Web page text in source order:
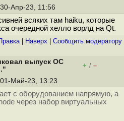
Апр-23, 11:56
всяких там haiku, которые
очередной хелло ворлд на Qt.
| Наверх Cообщить модератору
выпуск ОС
+ / –
Май-23, 13:23
с оборудованием напрямую, а
через набор виртуальных